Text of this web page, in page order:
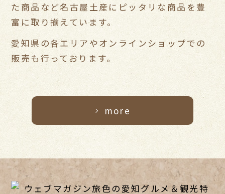
た商品など名古屋土産にピッタリな商品を豊
富に取り揃えています。
愛知県の各エリアやオンラインショップでの
販売も行っております。
more